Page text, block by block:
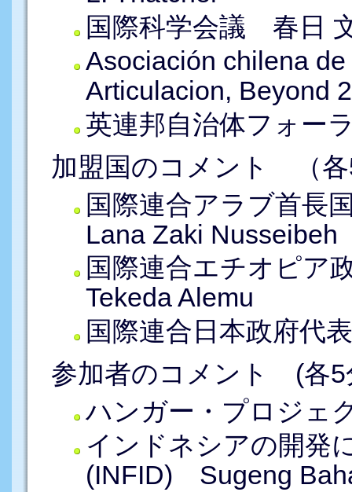
国際科学会議 春日
Asociación chilena
Articulacion, Beyond
英連邦自治体フォー
加盟国のコメント （各
国際連合アラブ首
Lana Zaki Nusseibeh
国際連合エチオピ
Tekeda Alemu
国際連合日本政府
参加者のコメント (各5
ハンガー・プロジェ
インドネシアの開発
(INFID) Sugeng